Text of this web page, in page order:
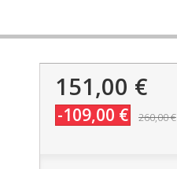
151,00 €
-109,00 € 260,00 €